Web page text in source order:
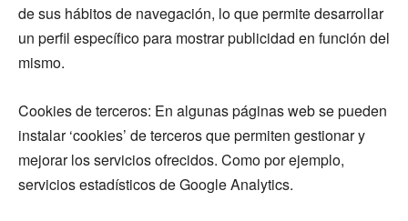
de sus hábitos de navegación, lo que permite desarrollar
un perfil específico para mostrar publicidad en función del
mismo.
Cookies de terceros: En algunas páginas web se pueden
instalar ‘cookies’ de terceros que permiten gestionar y
mejorar los servicios ofrecidos. Como por ejemplo,
servicios estadísticos de Google Analytics.